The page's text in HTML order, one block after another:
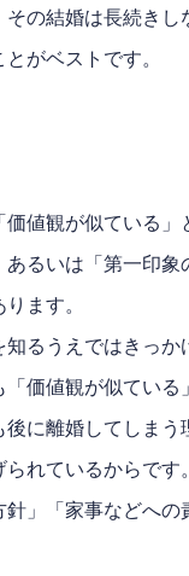
その結婚は長続き
がベストです。
値観が似ている
るいは「第一印
ます。
知るうえではきっ
価値観が似ている
に離婚してしま
れているからで
」「家事などへ